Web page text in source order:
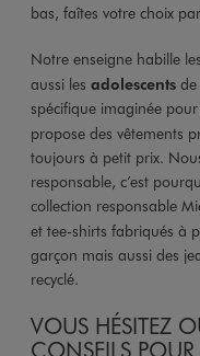
bas, faîtes votre choix
Notre enseigne habille
aussi les adolescentsde
spécifique imaginée
propose des vêtements
toujours à petit prix.
responsable, c’est
collection responsable
et tee-shirts fabriqués à
garçon mais aussi des
recyclé.
VOUS HÉSITEZ
CONSEILS